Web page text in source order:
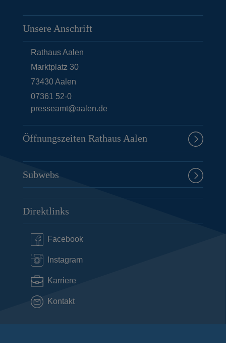
Unsere Anschrift
Rathaus Aalen
Marktplatz 30
73430Aalen
07361 52-0
presseamt@aalen.de
Öffnungszeiten Rathaus Aalen
Subwebs
Direktlinks
Facebook
Instagram
Karriere
Kontakt